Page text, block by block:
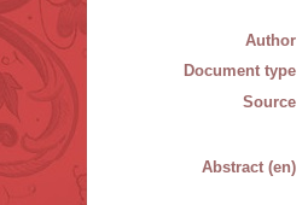
Author
Document type
Source
Abstract (en)